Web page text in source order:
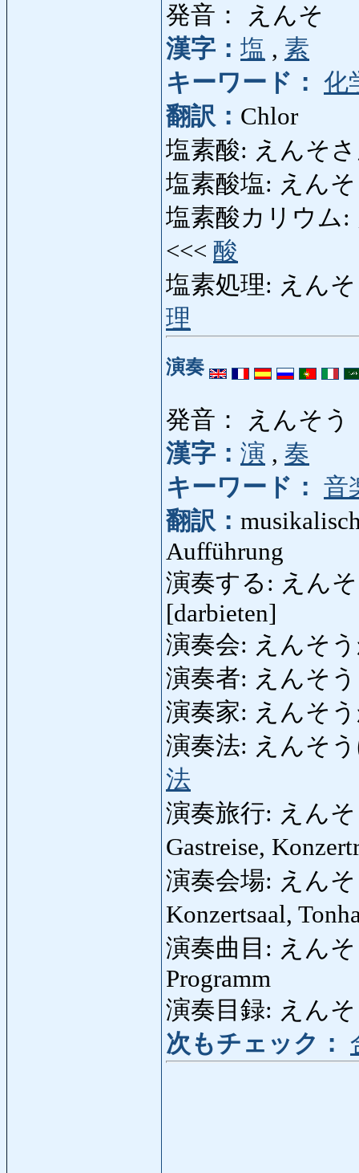
発音： えんそ
漢字： 塩 , 素
キーワード： 化
翻訳： Chlor
塩素酸: えんそ
塩素酸塩: えん
塩素酸カリウム:
<<< 酸
塩素処理: えん
理
演奏
発音： えんそう
漢字： 演 , 奏
キーワード： 音
翻訳：
Aufführung
演奏する: えんそ
[darbieten]
演奏会: えんそ
演奏者: えんそ
演奏家: えんそ
演奏法: えんそう
法
演奏旅行: えんそ
Gastreise,
演奏会場: えん
Konzertsaal,
演奏曲目: えん
Programm
演奏目録: えん
次もチェック：